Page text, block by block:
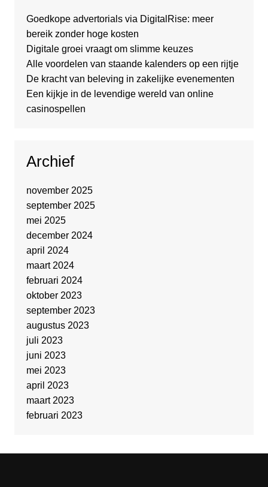
Goedkope advertorials via DigitalRise: meer
bereik zonder hoge kosten
Digitale groei vraagt om slimme keuzes
Alle voordelen van staande kalenders op een rijtje
De kracht van beleving in zakelijke evenementen
Een kijkje in de levendige wereld van online
casinospellen
Archief
november 2025
september 2025
mei 2025
december 2024
april 2024
maart 2024
februari 2024
oktober 2023
september 2023
augustus 2023
juli 2023
juni 2023
mei 2023
april 2023
maart 2023
februari 2023